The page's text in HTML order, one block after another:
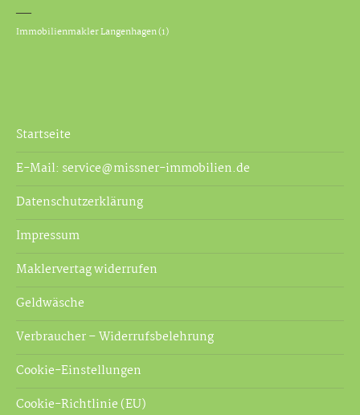
Immobilienmakler Langenhagen(1)
Startseite
E-Mail: service@missner-immobilien.de
Datenschutzerklärung
Impressum
Maklervertag widerrufen
Geldwäsche
Verbraucher – Widerrufsbelehrung
Cookie-Einstellungen
Cookie-Richtlinie (EU)